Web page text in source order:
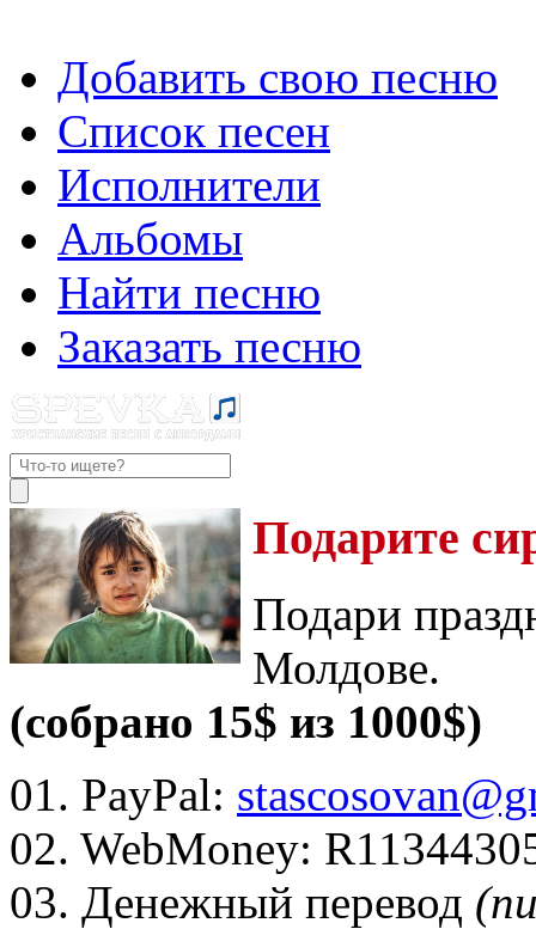
Добавить свою песню
Список песен
Исполнители
Альбомы
Найти песню
Заказать песню
Подарите
Подари
Молдове.
(собрано 15$ из 1000$)
01. PayPal:
02. WebMoney:
03. Денежный перевод